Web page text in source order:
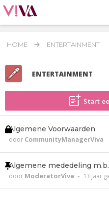
HOME ENTERTAINMENT
ENTERTAINMENT
Start
Algemene Voorwaarden
door CommunityManagerViva -
Algemene mededeling
door ModeratorViva - 13 jaar